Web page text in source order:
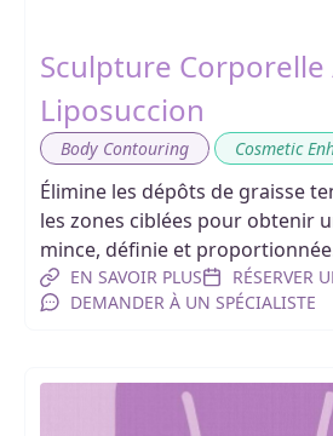
Sculpture Corporelle
Liposuccion
Body Contouring Cosmetic
Élimine les dépôts de graisse
les zones ciblées pour obtenir
mince, définie et
EN SAVOIR PLUS
RÉSERVER
DEMANDER À UN SPÉCIALISTE